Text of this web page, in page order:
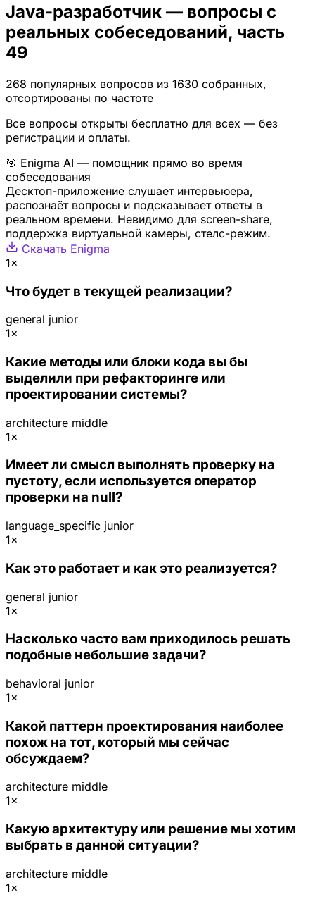
Java-разработчик — вопросы с
реальных собеседований, часть
49
268 популярных вопросов из 1630 собранных,
отсортированы по частоте
Все вопросы открыты бесплатно для всех — без
регистрации и оплаты.
🎯 Enigma AI — помощник прямо во время
собеседования
Десктоп-приложение слушает интервьюера,
распознаёт вопросы и подсказывает ответы в
реальном времени. Невидимо для screen-share,
поддержка виртуальной камеры, стелс-режим.
Скачать Enigma
1×
Что будет в текущей реализации?
general junior
1×
Какие методы или блоки кода вы бы
выделили при рефакторинге или
проектировании системы?
architecture middle
1×
Имеет ли смысл выполнять проверку на
пустоту, если используется оператор
проверки на null?
language_specific junior
1×
Как это работает и как это реализуется?
general junior
1×
Насколько часто вам приходилось решать
подобные небольшие задачи?
behavioral junior
1×
Какой паттерн проектирования наиболее
похож на тот, который мы сейчас
обсуждаем?
architecture middle
1×
Какую архитектуру или решение мы хотим
выбрать в данной ситуации?
architecture middle
1×